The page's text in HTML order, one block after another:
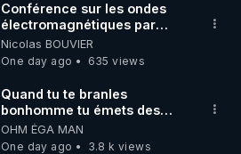
Conférence sur les ondes
électromagnétiques par
Grégoire Caustru et Bart de
Wever !
Nicolas BOUVIER
One day ago
635 views
Quand tu te branles
bonhomme tu émets des
ondes ils ont juste omis de
t'expliquer
OHM ÉGA MAN
One day ago
3.8 k views